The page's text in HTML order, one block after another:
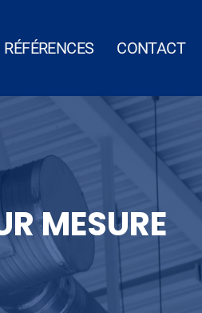
RÉFÉRENCES CONTACT
MESURE